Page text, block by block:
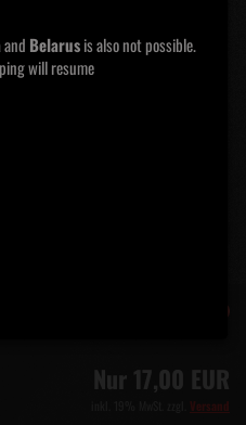
and Belarusis also not possible.
will resume
Nur 17,00 EUR
Versand